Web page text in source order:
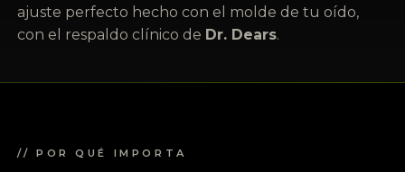
ajuste perfecto hecho con el molde de tu oído,
con el respaldo clínico de Dr. Dears.
// POR QUÉ IMPORTA